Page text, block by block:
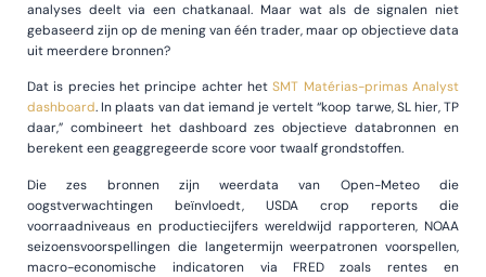
analyses deelt via een chatkanaal. Maar wat als de signalen niet
gebaseerd zijn op de mening van één trader, maar op objectieve data
uit meerdere bronnen?
Dat is precies het principe achter hetSMT Matérias-primas Analyst
dashboard. In plaats van dat iemand je vertelt “koop tarwe, SL hier, TP
daar,” combineert het dashboard zes objectieve databronnen en
berekent een geaggregeerde score voor twaalf grondstoffen.
Die zes bronnen zijn weerdata van Open-Meteo die
oogstverwachtingen beïnvloedt, USDA crop reports die
voorraadniveaus en productiecijfers wereldwijd rapporteren, NOAA
seizoensvoorspellingen die langetermijn weerpatronen voorspellen,
macro-economische indicatoren via FRED zoals rentes en